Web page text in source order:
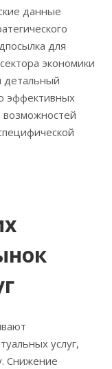
данные
для
экономики
детальный
эффективных
услуг,
Снижение